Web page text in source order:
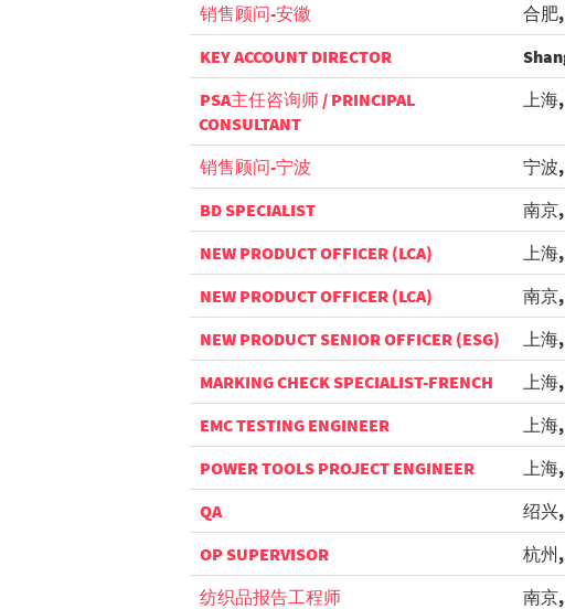
销售顾问-安徽
合肥
KEY ACCOUNT DIRECTOR
PSA主任咨询师 / PRINCIPAL
CONSULTANT
上海
销售顾问-宁波 宁波
BD SPECIALIST
南京
NEW PRODUCT OFFICER (LCA)
上海
NEW PRODUCT OFFICER (LCA)
南京
NEW PRODUCT SENIOR OFFICER (ESG)
上海
MARKING CHECK SPECIALIST-FRENCH
上海
EMC TESTING ENGINEER
上海
POWER TOOLS PROJECT ENGINEER
上海
QA
绍兴
OP SUPERVISOR
杭州
纺织品报告工程师
南京